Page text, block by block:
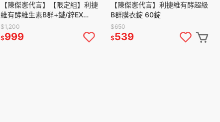
【陳傑憲代言】【限定組】利捷
維有酵維生素B群+鐵/鋅EX
錠/D3/B群+C/超級B群 60錠2
件組
$1,200
$999
【陳傑憲代言】利捷維有酵超級
B群膜衣錠 60錠
$650
$539